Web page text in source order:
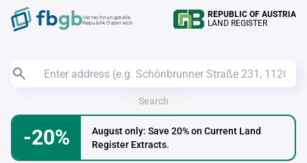
Verrechnungstelle
Republik Österreich
REPUBLIC OF AUSTRIA
LAND REGISTER
Search
-20%
August only: Save 20% on Current Land
Register Extracts.